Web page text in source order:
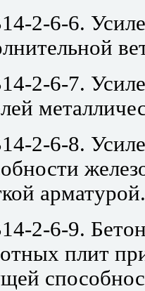
2-6-6.
2-6-7.
2-6-8.
арматурой
2-6-9.
плит